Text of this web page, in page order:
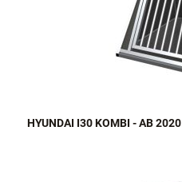
HYUNDAI I30 KOMBI - AB 2020